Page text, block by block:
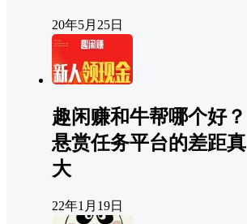
20年5月25日
趣闲赚和牛帮哪个好？
悬赏任务平台的差距真
大
22年1月19日